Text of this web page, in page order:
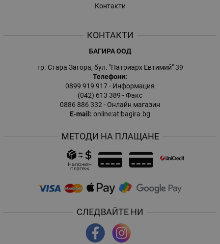
Контакти
КОНТАКТИ
БАГИРА ООД
гр. Стара Загора, бул. "Патриарх Евтимий" 39
Телефони:
0899 919 917- Информация
(042) 613 389 - Факс
0886 886 332- Онлайн магазин
E-mail: online:at:bagira.bg
МЕТОДИ НА ПЛАЩАНЕ
СЛЕДВАЙТЕ НИ